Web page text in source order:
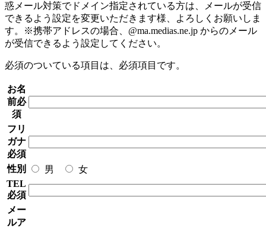
惑メール対策でドメイン指定されている方は、メールが受信
できるよう設定を変更いただきます様、よろしくお願いしま
す。※携帯アドレスの場合、@ma.medias.ne.jp からのメール
が受信できるよう設定してください。
必須のついている項目は、必須項目です。
お名
前必
須
フリ
ガナ
必須
性別
男
女
TEL
必須
メー
ルア